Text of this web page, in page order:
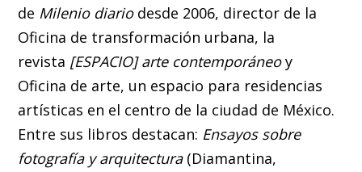
de Milenio diariodesde 2006, director de la
Oficina de transformación urbana, la
revista [ESPACIO] arte contemporáneoy
Oficina de arte, un espacio para residencias
artísticas en el centro de la ciudad de México.
Entre sus libros destacan: Ensayos sobre
fotografía y arquitectura (Diamantina,